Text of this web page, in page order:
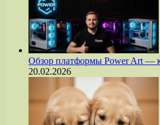
Обзор платформы Power Art —
20.02.2026